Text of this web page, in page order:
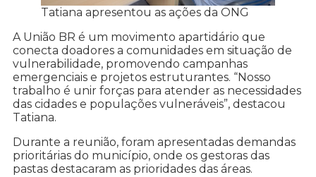
Tatiana apresentou as ações da ONG
A União BR é um movimento apartidário que
conecta doadores a comunidades em situação de
vulnerabilidade, promovendo campanhas
emergenciais e projetos estruturantes. “Nosso
trabalho é unir forças para atender as necessidades
das cidades e populações vulneráveis”, destacou
Tatiana.
Durante a reunião, foram apresentadas demandas
prioritárias do município, onde os gestoras das
pastas destacaram as prioridades das áreas.